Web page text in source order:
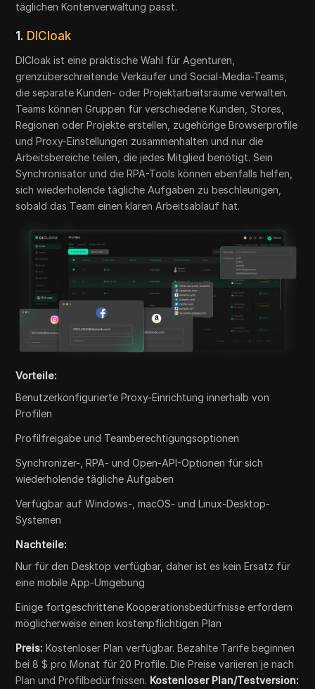
täglichen Kontenverwaltung passt.
1. DICloak
DICloak ist eine praktische Wahl für Agenturen,
grenzüberschreitende Verkäufer und Social-Media-Teams,
die separate Kunden- oder Projektarbeitsräume verwalten.
Teams können Gruppen für verschiedene Kunden, Stores,
Regionen oder Projekte erstellen, zugehörige Browserprofile
und Proxy-Einstellungen zusammenhalten und nur die
Arbeitsbereiche teilen, die jedes Mitglied benötigt. Sein
Synchronisator und die RPA-Tools können ebenfalls helfen,
sich wiederholende tägliche Aufgaben zu beschleunigen,
sobald das Team einen klaren Arbeitsablauf hat.
Vorteile:
Benutzerkonfigurierte Proxy-Einrichtung innerhalb von
Profilen
Profilfreigabe und Teamberechtigungsoptionen
Synchronizer-, RPA- und Open-API-Optionen für sich
wiederholende tägliche Aufgaben
Verfügbar auf Windows-, macOS- und Linux-Desktop-
Systemen
Nachteile:
Nur für den Desktop verfügbar, daher ist es kein Ersatz für
eine mobile App-Umgebung
Einige fortgeschrittene Kooperationsbedürfnisse erfordern
möglicherweise einen kostenpflichtigen Plan
Preis: Kostenloser Plan verfügbar. Bezahlte Tarife beginnen
bei 8 $ pro Monat für 20 Profile. Die Preise variieren je nach
Plan und Profilbedürfnissen. Kostenloser Plan/Testversion: